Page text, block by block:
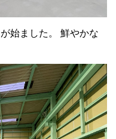
始ました。 鮮やかな